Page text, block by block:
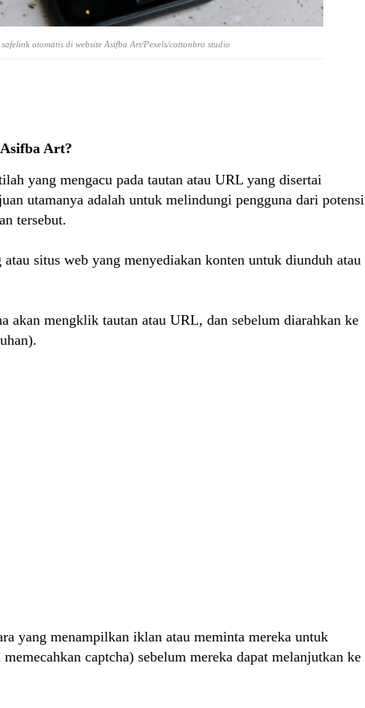
otomatis di website Asifba Art/Pexels/cottonbro studio
Art?
yang mengacu pada tautan atau URL yang disertai
utamanya adalah untuk melindungi pengguna dari potensi
tersebut.
situs web yang menyediakan konten untuk diunduh atau
akan mengklik tautan atau URL, dan sebelum diarahkan ke
yang menampilkan iklan atau meminta mereka untuk
captcha) sebelum mereka dapat melanjutkan ke